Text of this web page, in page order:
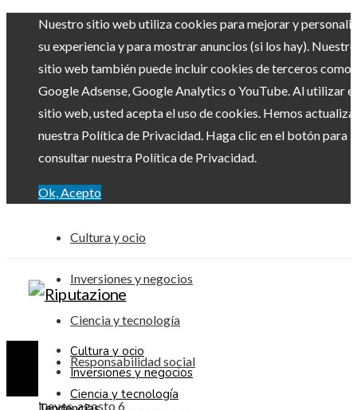
Nuestro sitio web utiliza cookies para mejorar y
su experiencia y para mostrar anuncios (si los hay). Nuestro
sitio web también puede incluir cookies de terceros como
Google Adsense, Google Analytics o YouTube. Al utilizar el
sitio web, usted acepta el uso de cookies. Hemos
nuestra Política de Privacidad. Haga clic en el botón para
consultar nuestra Política de Privacidad.
Ok, Acepto
Cultura y ocio
Inversiones y negocios
Ciencia y tecnología
Responsabilidad social
jueves, agosto 6
Cultura y ocio
Inversiones y negocios
Ciencia y tecnología